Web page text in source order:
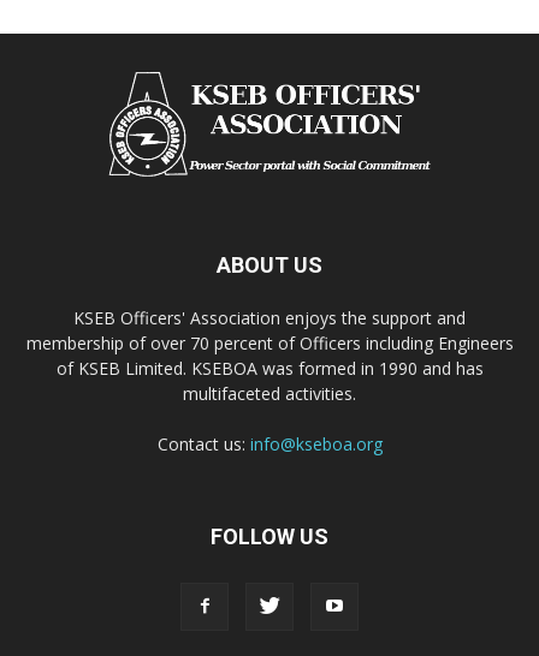
ABOUT US
KSEB Officers' Association enjoys the support and
membership of over 70 percent of Officers including Engineers
of KSEB Limited. KSEBOA was formed in 1990 and has
multifaceted activities.
Contact us: info@kseboa.org
FOLLOW US